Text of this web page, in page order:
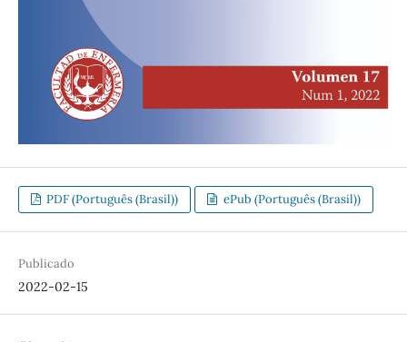
PDF (Português (Brasil)) ePub (Português (Brasil))
Publicado
2022-02-15